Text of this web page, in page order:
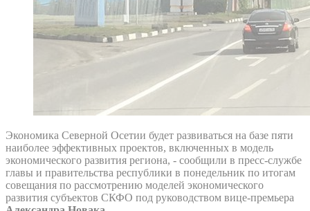
Экономика Северной Осетии будет развиваться на базе пяти
наиболее эффективных проектов, включенных в модель
экономического развития региона, - сообщили в пресс-службе
главы и правительства республики в понедельник по итогам
совещания по рассмотрению моделей экономического
развития субъектов СКФО под руководством вице-премьера